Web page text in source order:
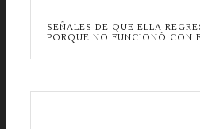
SEÑALES DE QUE ELLA
PORQUE NO FUNCIONÓ CON